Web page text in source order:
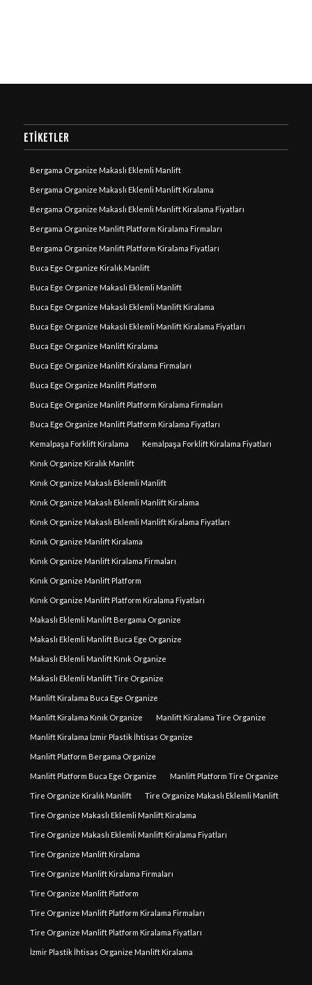
ETIKETLER
Bergama Organize Makaslı Eklemli Manlift
Bergama Organize Makaslı Eklemli Manlift Kiralama
Bergama Organize Makaslı Eklemli Manlift Kiralama Fiyatları
Bergama Organize Manlift Platform Kiralama Firmaları
Bergama Organize Manlift Platform Kiralama Fiyatları
Buca Ege Organize Kiralık Manlift
Buca Ege Organize Makaslı Eklemli Manlift
Buca Ege Organize Makaslı Eklemli Manlift Kiralama
Buca Ege Organize Makaslı Eklemli Manlift Kiralama Fiyatları
Buca Ege Organize Manlift Kiralama
Buca Ege Organize Manlift Kiralama Firmaları
Buca Ege Organize Manlift Platform
Buca Ege Organize Manlift Platform Kiralama Firmaları
Buca Ege Organize Manlift Platform Kiralama Fiyatları
Kemalpaşa Forklift Kiralama Kemalpaşa Forklift Kiralama Fiyatları
Kınık Organize Kiralık Manlift
Kınık Organize Makaslı Eklemli Manlift
Kınık Organize Makaslı Eklemli Manlift Kiralama
Kınık Organize Makaslı Eklemli Manlift Kiralama Fiyatları
Kınık Organize Manlift Kiralama
Kınık Organize Manlift Kiralama Firmaları
Kınık Organize Manlift Platform
Kınık Organize Manlift Platform Kiralama Fiyatları
Makaslı Eklemli Manlift Bergama Organize
Makaslı Eklemli Manlift Buca Ege Organize
Makaslı Eklemli Manlift Kınık Organize
Makaslı Eklemli Manlift Tire Organize
Manlift Kiralama Buca Ege Organize
Manlift Kiralama Kınık Organize Manlift Kiralama Tire Organize
Manlift Kiralama İzmir Plastik İhtisas Organize
Manlift Platform Bergama Organize
Manlift Platform Buca Ege Organize Manlift Platform Tire Organize
Tire Organize Kiralık Manlift Tire Organize Makaslı Eklemli Manlift
Tire Organize Makaslı Eklemli Manlift Kiralama
Tire Organize Makaslı Eklemli Manlift Kiralama Fiyatları
Tire Organize Manlift Kiralama
Tire Organize Manlift Kiralama Firmaları
Tire Organize Manlift Platform
Tire Organize Manlift Platform Kiralama Firmaları
Tire Organize Manlift Platform Kiralama Fiyatları
İzmir Plastik İhtisas Organize Manlift Kiralama